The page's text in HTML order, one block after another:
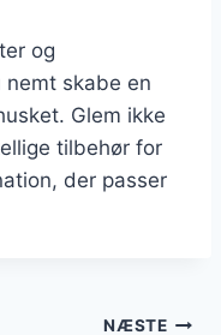
og
skabe en
Glem ikke
tilbehør for
der passer
NÆSTE